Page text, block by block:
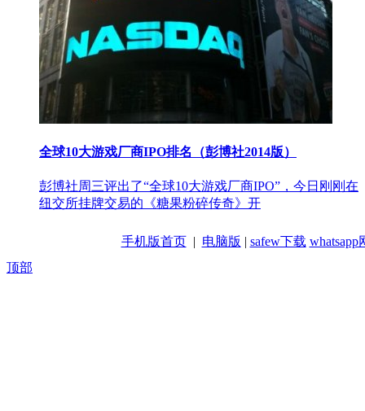
全球10大游戏厂商IPO排名（彭博社2014版）
彭博社周三评出了“全球10大游戏厂商IPO”，今日刚刚在
纽交所挂牌交易的《糖果粉碎传奇》开
手机版首页| 电脑版 | safew下载 whatsapp
顶部